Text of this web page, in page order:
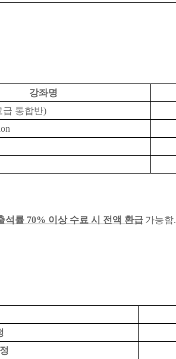
강좌명
급 통합반)
석률 70% 이상 수료 시 전액 환급 가능함.